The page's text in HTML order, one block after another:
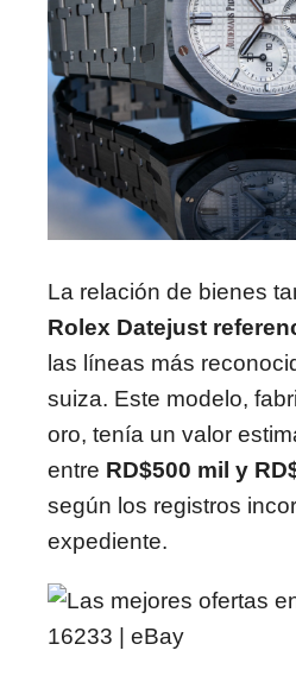
La relación de bienes
Rolex Datejust
las líneas más
suiza. Este modelo,
oro, tenía un valor
entre RD$500 mil y
según los registros
expediente.